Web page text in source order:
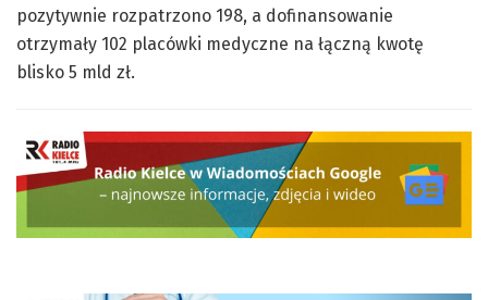
pozytywnie rozpatrzono 198, a dofinansowanie
otrzymały 102 placówki medyczne na łączną kwotę
blisko 5 mld zł.